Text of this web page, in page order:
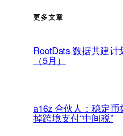
更多文章
RootData 数据共建计
（5月）
a16z 合伙人：稳定币
掉跨境支付“中间税”